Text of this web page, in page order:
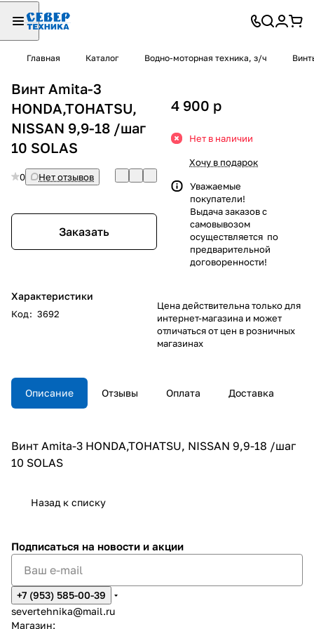
Главная Каталог Водно-моторная техника, з/ч
Винт Amita-3
HONDA,TOHATSU,
NISSAN 9,9-18 /шаг
10 SOLAS
0 Нет отзывов
Заказать
Характеристики
Код: 3692
4 900 p
Нет в наличии
Хочу в подарок
Уважаемые
покупатели!
Выдача заказов с
самовывозом
осуществляется по
предварительной
договоренности!
Цена действительна только для
интернет-магазина и может
отличаться от цен в розничных
магазинах
Описание Отзывы Оплата Доставка
Винт Amita-3 HONDA,TOHATSU, NISSAN 9,9-18 /шаг
10 SOLAS
Назад к списку
Подписаться на новости и акции
+7 (953) 585-00-39
severtehnika@mail.ru
Магазин: